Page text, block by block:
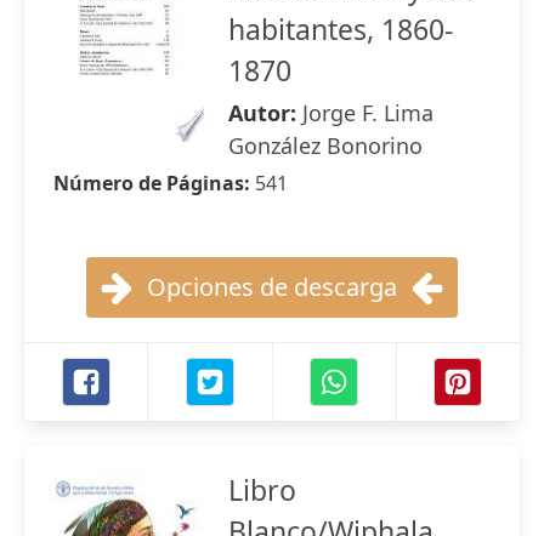
habitantes, 1860-
1870
Autor: Jorge F. Lima
González Bonorino
Número de Páginas: 541
Opciones de descarga
Libro